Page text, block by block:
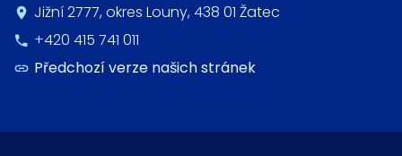
Jižní 2777, okres Louny, 438 01 Žatec
+420 415 741 011
Předchozí verze našich stránek